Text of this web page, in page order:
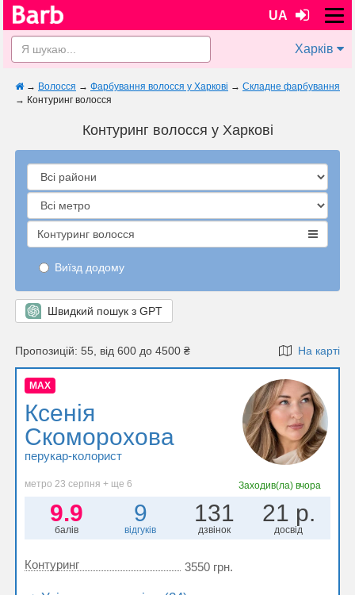
UA
Харків
→ Волосся → Фарбування волосся у Харкові → Складне фарбування
→ Контуринг волосся
Контуринг волосся у Харкові
Контуринг волосся
Виїзд додому
Швидкий пошук з GPT
Пропозицій: 55, від 600 до 4500 ₴ На карті
MAX
Ксенія
Скоморохова
перукар-колорист
метро 23 серпня + ще 6 Заходив(ла) вчора
9.9
балів
9
відгуків
131
дзвінок
21 р.
досвід
Контуринг 3550 грн.